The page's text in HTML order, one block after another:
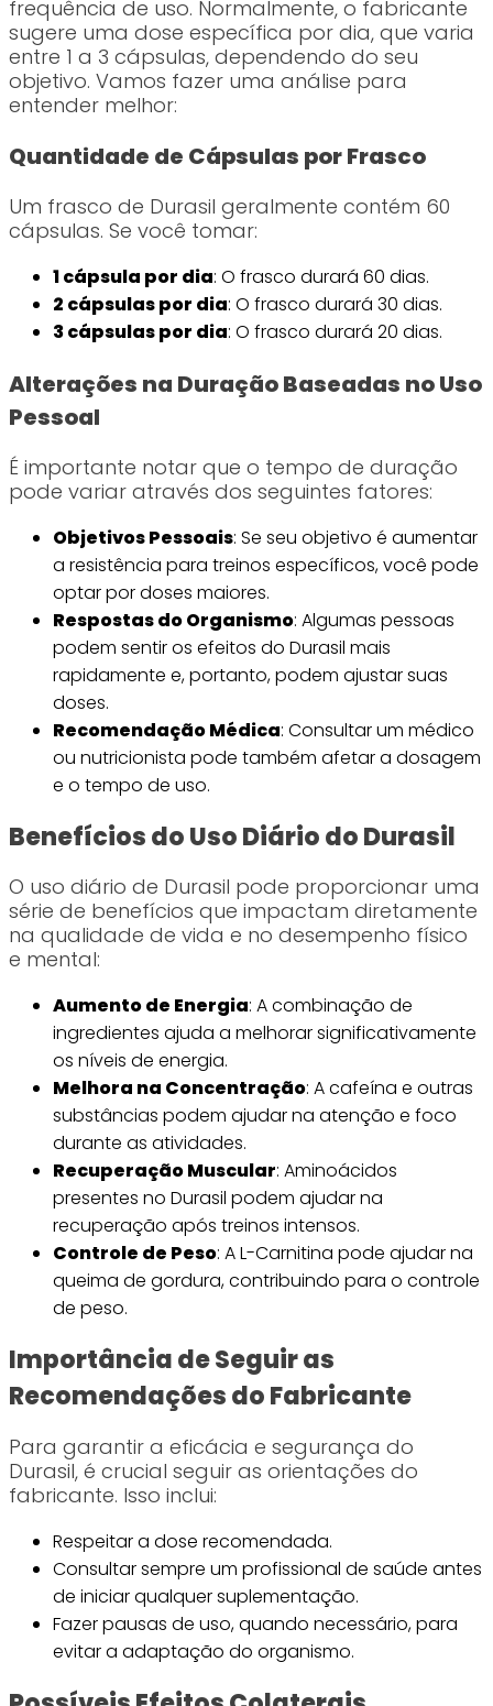
frequência de uso. Normalmente, o fabricante
sugere uma dose específica por dia, que varia
entre 1 a 3 cápsulas, dependendo do seu
objetivo. Vamos fazer uma análise para
entender melhor:
Quantidade de Cápsulas por Frasco
Um frasco de Durasil geralmente contém 60
cápsulas. Se você tomar:
1 cápsula por dia: O frasco durará 60 dias.
2 cápsulas por dia: O frasco durará 30 dias.
3 cápsulas por dia: O frasco durará 20 dias.
Alterações na Duração Baseadas no Uso
Pessoal
É importante notar que o tempo de duração
pode variar através dos seguintes fatores:
Objetivos Pessoais: Se seu objetivo é aumentar
a resistência para treinos específicos, você pode
optar por doses maiores.
Respostas do Organismo: Algumas pessoas
podem sentir os efeitos do Durasil mais
rapidamente e, portanto, podem ajustar suas
doses.
Recomendação Médica: Consultar um médico
ou nutricionista pode também afetar a dosagem
e o tempo de uso.
Benefícios do Uso Diário do Durasil
O uso diário de Durasil pode proporcionar uma
série de benefícios que impactam diretamente
na qualidade de vida e no desempenho físico
e mental:
Aumento de Energia: A combinação de
ingredientes ajuda a melhorar significativamente
os níveis de energia.
Melhora na Concentração: A cafeína e outras
substâncias podem ajudar na atenção e foco
durante as atividades.
Recuperação Muscular: Aminoácidos
presentes no Durasil podem ajudar na
recuperação após treinos intensos.
Controle de Peso: A L-Carnitina pode ajudar na
queima de gordura, contribuindo para o controle
de peso.
Importância de Seguir as
Recomendações do Fabricante
Para garantir a eficácia e segurança do
Durasil, é crucial seguir as orientações do
fabricante. Isso inclui:
Respeitar a dose recomendada.
Consultar sempre um profissional de saúde antes
de iniciar qualquer suplementação.
Fazer pausas de uso, quando necessário, para
evitar a adaptação do organismo.